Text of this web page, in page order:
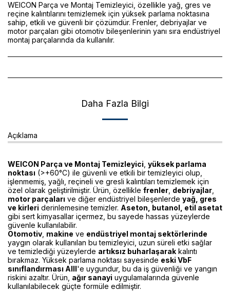
WEICON Parça ve Montaj Temizleyici, özellikle yağ, gres ve
reçine kalıntılarını temizlemek için yüksek parlama noktasına
sahip, etkili ve güvenli bir çözümdür. Frenler, debriyajlar ve
motor parçaları gibi otomotiv bileşenlerinin yanı sıra endüstriyel
montaj parçalarında da kullanılır.
Daha Fazla Bilgi
Açıklama
WEICON Parça ve Montaj Temizleyici yüksek parlama
noktası (>+60°C) ile güvenli ve etkili bir temizleyici olup,
işlenmemiş, yağlı, reçineli ve gresli kalıntıları temizlemek için
özel olarak geliştirilmiştir. Ürün, özellikle frenler debriyajlar
motor parçaları ve diğer endüstriyel bileşenlerde yağ, gres
ve kirleri derinlemesine temizler. Aseton, butanol, etil asetat
gibi sert kimyasallar içermez, bu sayede hassas yüzeylerde
güvenle kullanılabilir.
Otomotiv makine ve endüstriyel montaj sektörlerinde
yaygın olarak kullanılan bu temizleyici, uzun süreli etki sağlar
ve temizlediği yüzeylerde artıksız buharlaşarak kalıntı
bırakmaz. Yüksek parlama noktası sayesinde eski VbF
sınıflandırması AIII'e uygundur, bu da iş güvenliği ve yangın
riskini azaltır. Ürün, ağır sanayi uygulamalarında güvenle
kullanılabilecek güçte formüle edilmiştir.